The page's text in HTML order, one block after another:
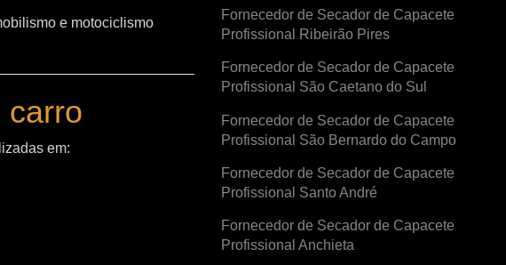
e motociclismo
carro
em:
Fornecedor de Secador de Capacete
Profissional Ribeirão Pires
Fornecedor de Secador de Capacete
Profissional São Caetano do Sul
Fornecedor de Secador de Capacete
Profissional São Bernardo do Campo
Fornecedor de Secador de Capacete
Profissional Santo André
Fornecedor de Secador de Capacete
Profissional Anchieta